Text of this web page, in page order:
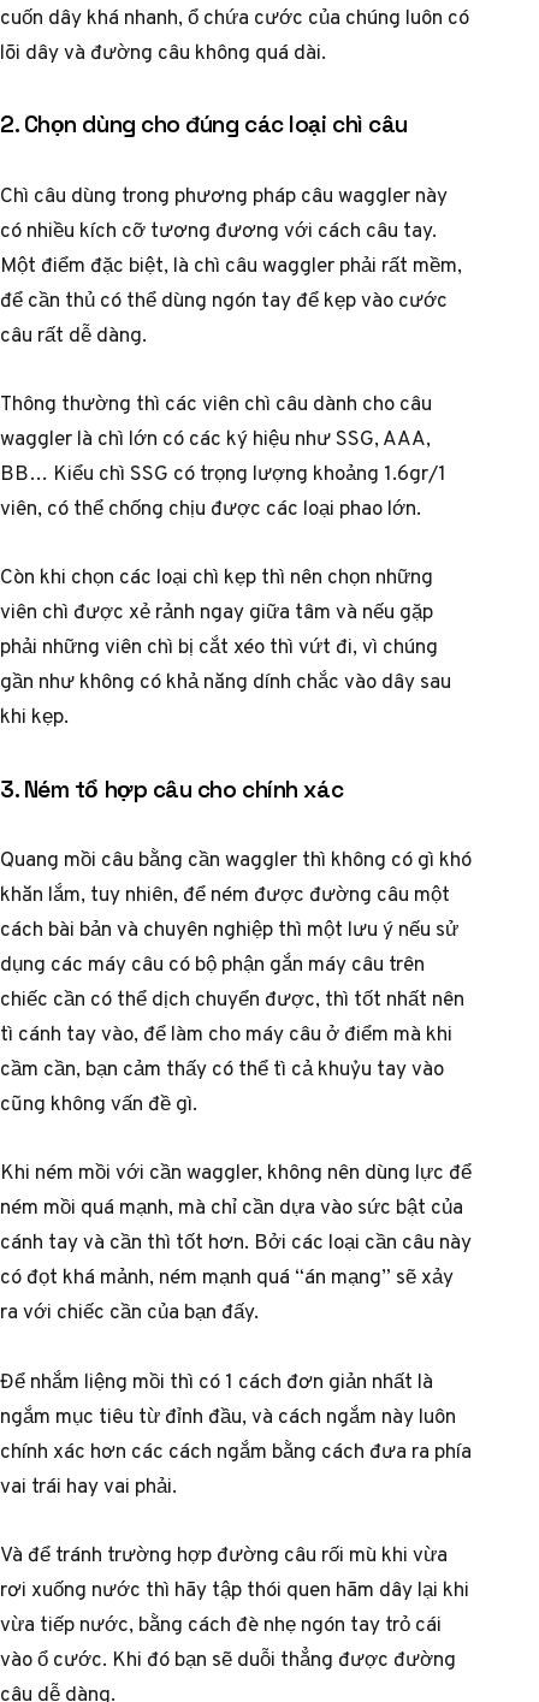
cuốn dây khá nhanh, ổ chứa cước của chúng luôn có
lõi dây và đường câu không quá dài.
2. Chọn dùng cho đúng các loại chì câu
Chì câu dùng trong phương pháp câu waggler này
có nhiều kích cỡ tương đương với cách câu tay.
Một điểm đặc biệt, là chì câu waggler phải rất mềm,
để cần thủ có thể dùng ngón tay để kẹp vào cước
câu rất dễ dàng.
Thông thường thì các viên chì câu dành cho câu
waggler là chì lớn có các ký hiệu như SSG, AAA,
BB… Kiểu chì SSG có trọng lượng khoảng 1.6gr/1
viên, có thể chống chịu được các loại phao lớn.
Còn khi chọn các loại chì kẹp thì nên chọn những
viên chì được xẻ rảnh ngay giữa tâm và nếu gặp
phải những viên chì bị cắt xéo thì vứt đi, vì chúng
gần như không có khả năng dính chắc vào dây sau
khi kẹp.
3. Ném tổ hợp câu cho chính xác
Quang mồi câu bằng cần waggler thì không có gì khó
khăn lắm, tuy nhiên, để ném được đường câu một
cách bài bản và chuyên nghiệp thì một lưu ý nếu sử
dụng các máy câu có bộ phận gắn máy câu trên
chiếc cần có thể dịch chuyển được, thì tốt nhất nên
tì cánh tay vào, để làm cho máy câu ở điểm mà khi
cầm cần, bạn cảm thấy có thể tì cả khuỷu tay vào
cũng không vấn đề gì.
Khi ném mồi với cần waggler, không nên dùng lực để
ném mồi quá mạnh, mà chỉ cần dựa vào sức bật của
cánh tay và cần thì tốt hơn. Bởi các loại cần câu này
có đọt khá mảnh, ném mạnh quá “án mạng” sẽ xảy
ra với chiếc cần của bạn đấy.
Để nhắm liệng mồi thì có 1 cách đơn giản nhất là
ngắm mục tiêu từ đỉnh đầu, và cách ngắm này luôn
chính xác hơn các cách ngắm bằng cách đưa ra phía
vai trái hay vai phải.
Và để tránh trường hợp đường câu rối mù khi vừa
rơi xuống nước thì hãy tập thói quen hãm dây lại khi
vừa tiếp nước, bằng cách đè nhẹ ngón tay trỏ cái
vào ổ cước. Khi đó bạn sẽ duỗi thẳng được đường
câu dễ dàng.